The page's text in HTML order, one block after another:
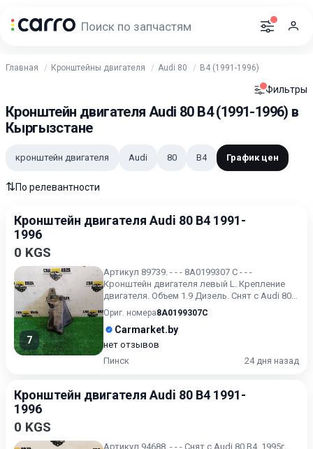
Главная Кронштейны двигателя Audi 80 B4 (1991-1996)
Фильтры
Кронштейн двигателя Audi 80 B4 (1991-1996) в
Кыргызстане
кронштейн двигателя Audi 80 B4 График цен
⇅По релевантности
Кронштейн двигателя Audi 80 B4 1991-
1996
0 KGS
7
Артикул 89739. - - - 8A0199307 C - - -
Кронштейн двигателя левый L. Крепление
двигателя. Объем 1.9 Дизель. Снят с Audi 80
B4 1994г. .
Ориг. номера8A0199307C
Carmarket.by
нет отзывов
Пинск
24 дня назад
Кронштейн двигателя Audi 80 B4 1991-
1996
0 KGS
Артикул 94688. - - - Снят с Audi 80 B4, 1995г,